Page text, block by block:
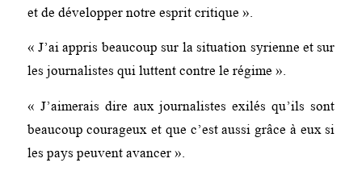
et de développer notre esprit critique ».
« J’ai appris beaucoup sur la situation syrienne et sur
les journalistes qui luttent contre le régime ».
« J’aimerais dire aux journalistes exilés qu’ils sont
beaucoup courageux et que c’est aussi grâce à eux si
les pays peuvent avancer ».